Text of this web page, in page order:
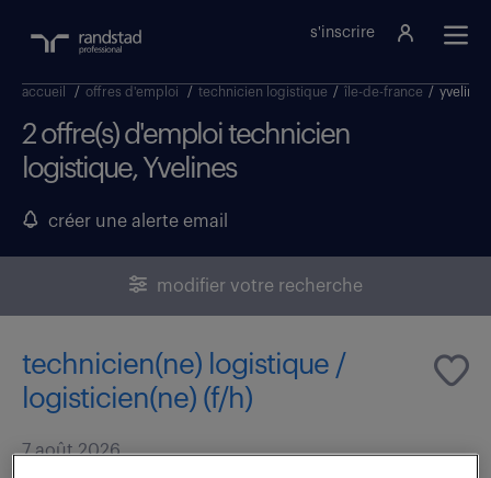
s'inscrire
accueil / offres d'emploi / technicien logistique / île-de-france / yvelines
2 offre(s) d'emploi technicien
logistique, Yvelines
créer une alerte email
modifier votre recherche
technicien(ne) logistique /
logisticien(ne) (f/h)
7 août 2026